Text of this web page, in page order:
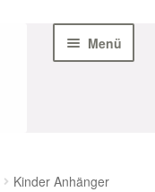
Menü
Kinder Anhänger